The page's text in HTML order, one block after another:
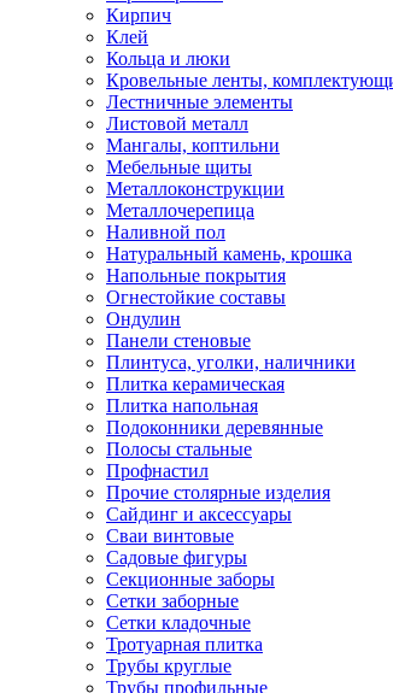
Кирпич
Клей
Кольца и люки
Кровельные ленты,
Лестничные элементы
Листовой металл
Мангалы, коптильни
Мебельные щиты
Металлоконструкции
Металлочерепица
Наливной пол
Натуральный камень, крошка
Напольные покрытия
Огнестойкие составы
Ондулин
Панели стеновые
Плинтуса, уголки, наличники
Плитка керамическая
Плитка напольная
Подоконники деревянные
Полосы стальные
Профнастил
Прочие столярные изделия
Сайдинг и аксессуары
Сваи винтовые
Садовые фигуры
Секционные заборы
Сетки заборные
Сетки кладочные
Тротуарная плитка
Трубы круглые
Трубы профильные